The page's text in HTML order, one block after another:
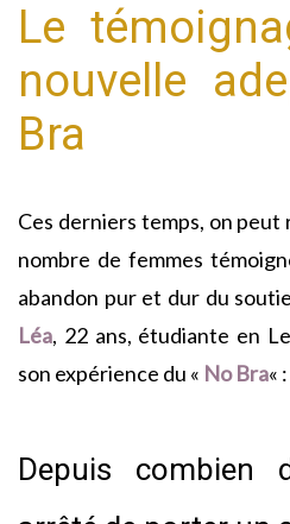
Le
nouvelle
Bra
Ces derniers temps, on peut
nombre de femmes
abandon pur et dur du
Léa, 22 ans, étudiante en
son expérience du « No Bra« :
Depuis combien